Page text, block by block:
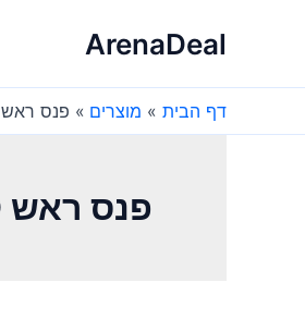
ArenaDeal
דף הבית מוצרים פנס ראש COB LED נטען USB – אינדוקציה , טיולים
פנס ראש COB LED נטען USB – אינדוקציה , טיולים